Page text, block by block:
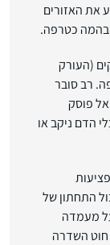
את האזורים
כטרפה.
(העורק
רב סובר
פוסק
הדם ניקב או
התחתון של
מעמדה
השדרה